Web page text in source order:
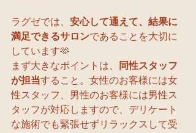
ラグゼでは、 安心して通えて、結果に
満足できるサロンであることを大切に
しています🫶
まず大きなポイントは、
同性スタッフ
が担当すること。女性のお客様には女
性スタッフ、男性のお客様には男性ス
タッフが対応しますので、デリケート
な施術でも緊張せずリラックスして受